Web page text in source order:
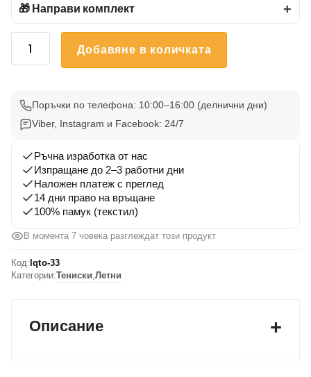
🎁 Направи комплект +
количество
Вълни
33
Добавяне в количката
Поръчки по телефона: 10:00–16:00 (делнични дни)
Viber, Instagram и Facebook: 24/7
Ръчна изработка от нас
Изпращане до 2–3 работни дни
Наложен платеж с преглед
14 дни право на връщане
100% памук (текстил)
В момента 7 човека разглеждат този продукт
Код: lqto-33
Категории:Тениски,Летни
Описание